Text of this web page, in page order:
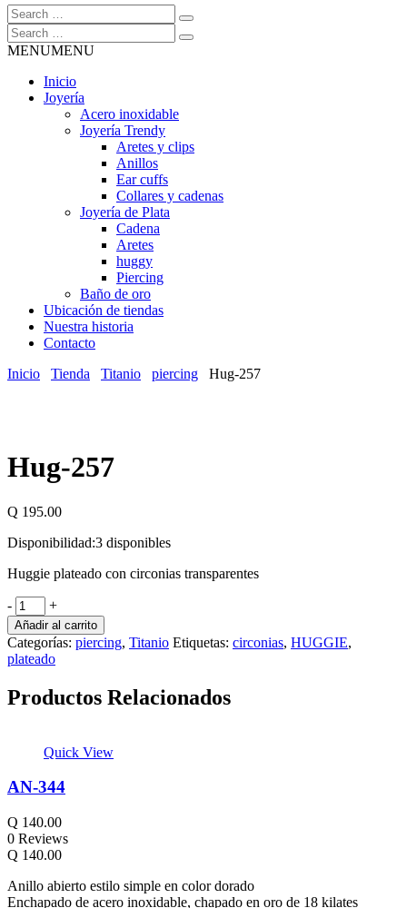
MENUMENU
Inicio
Joyería
Acero inoxidable
Joyería Trendy
Aretes y clips
Anillos
Ear cuffs
Collares y cadenas
Joyería de Plata
Cadena
Aretes
huggy
Piercing
Baño de oro
Ubicación de tiendas
Nuestra historia
Contacto
Inicio
Tienda Titanio piercing Hug-257
Hug-257
Q 195.00
Disponibilidad:3 disponibles
Huggie plateado con circonias transparentes
- +
Añadir al carrito
Categorías: piercing, Titanio Etiquetas: circonias, HUGGIE,
plateado
Productos Relacionados
Quick View
AN-344
Q 140.00
0 Reviews
Q 140.00
Anillo abierto estilo simple en color dorado
Enchapado de acero inoxidable, chapado en oro de 18 kilates